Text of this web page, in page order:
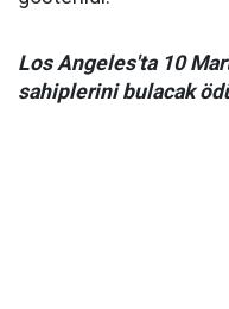
Los Angeles'ta 10
sahiplerini bulacak